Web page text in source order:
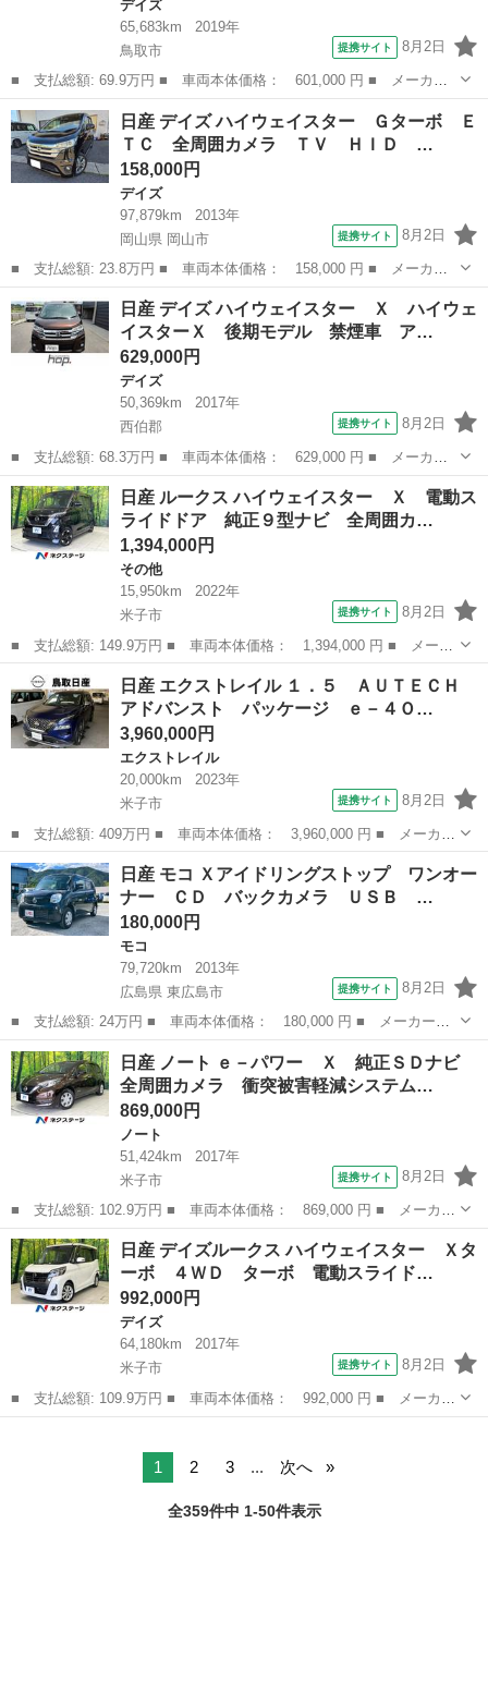
デイズ
65,683km
2019年
鳥取市
提携サイト 8月2日
■ 支払総額: 69.9万円 ■ 車両本体価格： 601,000 円 ■ メーカー
名： 日産 ■ 車種名： デイズルークス ■ グレード名： Ｓ 両
側スライドドア クリアランスソナー 衝突被害軽減システム キー
レスエントリ...
鳥取 鳥取市 デイズ
日産 デイズ ハイウェイスター Ｇターボ Ｅ
ＴＣ 全周囲カメラ ＴＶ ＨＩＤ …
158,000円
デイズ
97,879km
2013年
岡山県 岡山市
提携サイト 8月2日
■ 支払総額: 23.8万円 ■ 車両本体価格： 158,000 円 ■ メーカー
名： 日産 ■ 車種名： デイズ ■ グレード名： ハイウェイスタ
ー Ｇターボ ＥＴＣ 全周囲カメラ ＴＶ ＨＩＤ スマートキ
ー 電動格納ミ...
岡山 岡山市 デイズ
日産 デイズ ハイウェイスター Ｘ ハイウェ
イスターＸ 後期モデル 禁煙車 ア…
629,000円
デイズ
50,369km
2017年
西伯郡
提携サイト 8月2日
■ 支払総額: 68.3万円 ■ 車両本体価格： 629,000 円 ■ メーカー
名： 日産 ■ 車種名： デイズ ■ グレード名： ハイウェイスタ
ー Ｘ ハイウェイスターＸ 後期モデル 禁煙車 アラウンドビュ
ーモニター ...
鳥取 西伯郡 デイズ
日産 ルークス ハイウェイスター Ｘ 電動ス
ライドドア 純正９型ナビ 全周囲カ…
1,394,000円
その他
15,950km
2022年
米子市
提携サイト 8月2日
■ 支払総額: 149.9万円 ■ 車両本体価格： 1,394,000 円 ■ メーカ
ー名： 日産 ■ 車種名： ルークス ■ グレード名： ハイウェイ
スター Ｘ 電動スライドドア 純正９型ナビ 全周囲カメラ 衝突
被害軽減...
鳥取 米子市 その他
日産 エクストレイル １．５ ＡＵＴＥＣＨ
アドバンスト パッケージ ｅ－４Ｏ…
3,960,000円
エクストレイル
20,000km
2023年
米子市
提携サイト 8月2日
■ 支払総額: 409万円 ■ 車両本体価格： 3,960,000 円 ■ メーカー
名： 日産 ■ 車種名： エクストレイル ■ グレード名： １．
５ ＡＵＴＥＣＨ アドバンスト パッケージ ｅ－４ＯＲＣＥ ４
ＷＤ ■ 排...
鳥取 米子市 エクストレイル
日産 モコ Ｘアイドリングストップ ワンオー
ナー ＣＤ バックカメラ ＵＳＢ …
180,000円
モコ
79,720km
2013年
広島県 東広島市
提携サイト 8月2日
■ 支払総額: 24万円 ■ 車両本体価格： 180,000 円 ■ メーカー
名： 日産 ■ 車種名： モコ ■ グレード名： Ｘアイドリングス
トップ ワンオーナー ＣＤ バックカメラ ＵＳＢ オートエアコ
ン スマートキー...
広島 東広島市
日産 ノート ｅ－パワー Ｘ 純正ＳＤナビ
全周囲カメラ 衝突被害軽減システム…
869,000円
ノート
51,424km
2017年
米子市
提携サイト 8月2日
■ 支払総額: 102.9万円 ■ 車両本体価格： 869,000 円 ■ メーカー
名： 日産 ■ 車種名： ノート ■ グレード名： ｅ－パワー
Ｘ 純正ＳＤナビ 全周囲カメラ 衝突被害軽減システム 禁煙車
ドラレコ コ...
鳥取 米子市 ノート
日産 デイズルークス ハイウェイスター Ｘタ
ーボ ４ＷＤ ターボ 電動スライド…
992,000円
デイズ
64,180km
2017年
米子市
提携サイト 8月2日
■ 支払総額: 109.9万円 ■ 車両本体価格： 992,000 円 ■ メーカー
名： 日産 ■ 車種名： デイズルークス ■ グレード名： ハイウ
1 2 3 ... 次へ
全359件中 1-50件表示